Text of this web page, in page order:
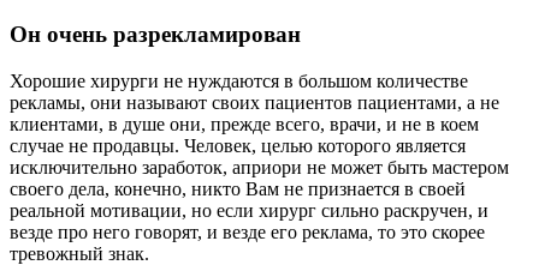
Он очень разрекламирован
Хорошие хирурги не нуждаются в большом количестве
рекламы, они называют своих пациентов пациентами, а не
клиентами, в душе они, прежде всего, врачи, и не в коем
случае не продавцы. Человек, целью которого является
исключительно заработок, априори не может быть мастером
своего дела, конечно, никто Вам не признается в своей
реальной мотивации, но если хирург сильно раскручен, и
везде про него говорят, и везде его реклама, то это скорее
тревожный знак.